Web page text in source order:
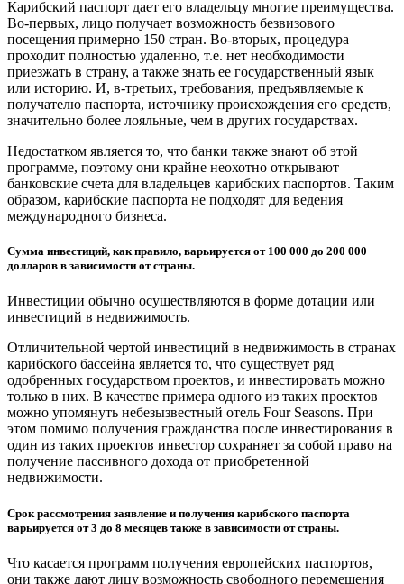
Карибский паспорт дает его владельцу многие преимущества.
Во-первых, лицо получает возможность безвизового
посещения примерно 150 стран. Во-вторых, процедура
проходит полностью удаленно, т.е. нет необходимости
приезжать в страну, а также знать ее государственный язык
или историю. И, в-третьих, требования, предъявляемые к
получателю паспорта, источнику происхождения его средств,
значительно более лояльные, чем в других государствах.
Недостатком является то, что банки также знают об этой
программе, поэтому они крайне неохотно открывают
банковские счета для владельцев карибских паспортов. Таким
образом, карибские паспорта не подходят для ведения
международного бизнеса.
Сумма инвестиций, как правило, варьируется от 100 000 до 200 000
долларов в зависимости от страны.
Инвестиции обычно осуществляются в форме дотации или
инвестиций в недвижимость.
Отличительной чертой инвестиций в недвижимость в странах
карибского бассейна является то, что существует ряд
одобренных государством проектов, и инвестировать можно
только в них. В качестве примера одного из таких проектов
можно упомянуть небезызвестный отель Four Seasons. При
этом помимо получения гражданства после инвестирования в
один из таких проектов инвестор сохраняет за собой право на
получение пассивного дохода от приобретенной
недвижимости.
Срок рассмотрения заявление и получения карибского паспорта
варьируется от 3 до 8 месяцев также в зависимости от страны.
Что касается программ получения европейских паспортов,
они также дают лицу возможность свободного перемещения